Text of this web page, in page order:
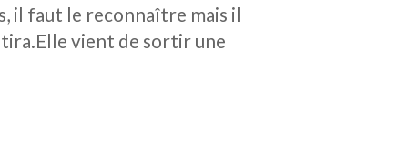
il faut le reconnaître mais il
vient de sortir une